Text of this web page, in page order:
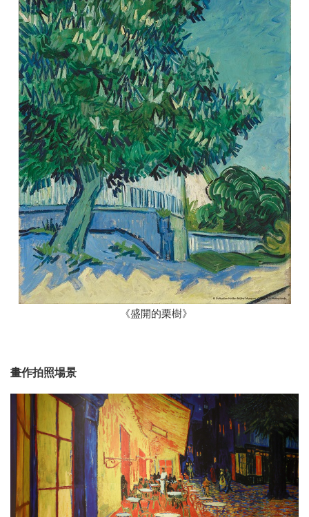
《盛開的栗樹》
畫作拍照場景